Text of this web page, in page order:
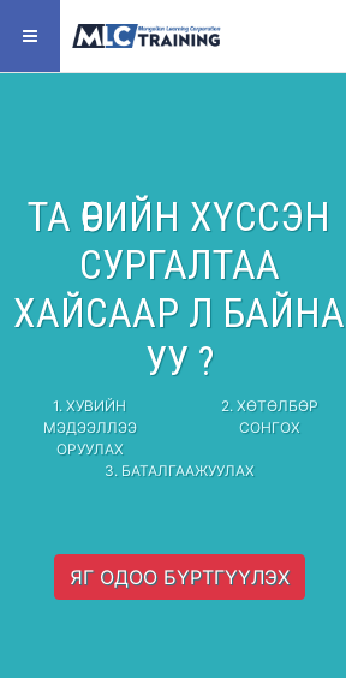
ТА ӨӨРИЙН ХҮССЭН
СУРГАЛТАА
ХАЙСААР Л БАЙНА
УУ ?
1. ХУВИЙН
МЭДЭЭЛЛЭЭ
ОРУУЛАХ
2. ХӨТӨЛБӨР
СОНГОХ
3. БАТАЛГААЖУУЛАХ
ЯГ ОДОО БҮРТГҮҮЛЭХ